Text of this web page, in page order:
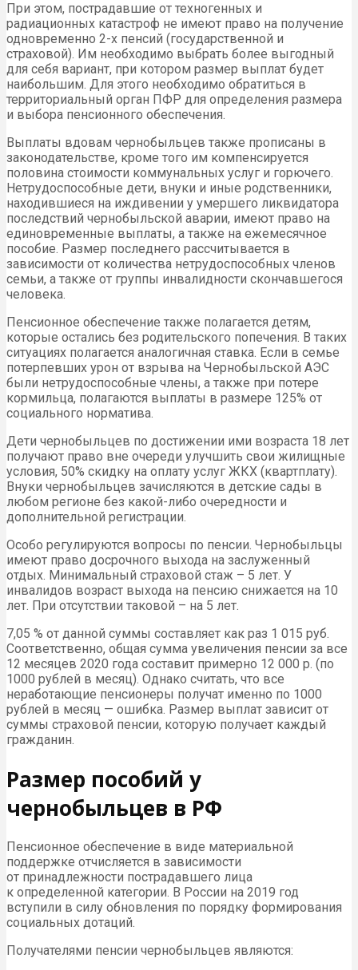
При этом, пострадавшие от техногенных и
радиационных катастроф не имеют право на получение
одновременно 2-х пенсий (государственной и
страховой). Им необходимо выбрать более выгодный
для себя вариант, при котором размер выплат будет
наибольшим. Для этого необходимо обратиться в
территориальный орган ПФР для определения размера
и выбора пенсионного обеспечения.
Выплаты вдовам чернобыльцев также прописаны в
законодательстве, кроме того им компенсируется
половина стоимости коммунальных услуг и горючего.
Нетрудоспособные дети, внуки и иные родственники,
находившиеся на иждивении у умершего ликвидатора
последствий чернобыльской аварии, имеют право на
единовременные выплаты, а также на ежемесячное
пособие. Размер последнего рассчитывается в
зависимости от количества нетрудоспособных членов
семьи, а также от группы инвалидности скончавшегося
человека.
Пенсионное обеспечение также полагается детям,
которые остались без родительского попечения. В таких
ситуациях полагается аналогичная ставка. Если в семье
потерпевших урон от взрыва на Чернобыльской АЭС
были нетрудоспособные члены, а также при потере
кормильца, полагаются выплаты в размере 125% от
социального норматива.
Дети чернобыльцев по достижении ими возраста 18 лет
получают право вне очереди улучшить свои жилищные
условия, 50% скидку на оплату услуг ЖКХ (квартплату).
Внуки чернобыльцев зачисляются в детские сады в
любом регионе без какой-либо очередности и
дополнительной регистрации.
Особо регулируются вопросы по пенсии. Чернобыльцы
имеют право досрочного выхода на заслуженный
отдых. Минимальный страховой стаж – 5 лет. У
инвалидов возраст выхода на пенсию снижается на 10
лет. При отсутствии таковой – на 5 лет.
7,05 % от данной суммы составляет как раз 1 015 руб.
Соответственно, общая сумма увеличения пенсии за все
12 месяцев 2020 года составит примерно 12 000 р. (по
1000 рублей в месяц). Однако считать, что все
неработающие пенсионеры получат именно по 1000
рублей в месяц — ошибка. Размер выплат зависит от
суммы страховой пенсии, которую получает каждый
гражданин.
Размер пособий у
чернобыльцев в РФ
Пенсионное обеспечение в виде материальной
поддержке отчисляется в зависимости
от принадлежности пострадавшего лица
к определенной категории. В России на 2019 год
вступили в силу обновления по порядку формирования
социальных дотаций.
Получателями пенсии чернобыльцев являются: